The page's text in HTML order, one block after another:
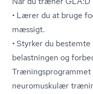
• Lærer du at bruge
mæs­sigt.
• Styrker du
belastningen og
Træ­nings­pro­gram­met
neuromuskulær